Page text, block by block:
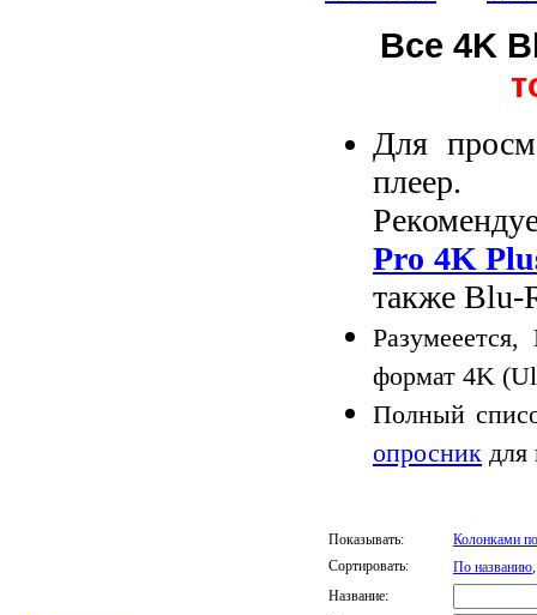
Все 4K
Для
плеер.
Pro 4K
также Blu-
формат 4K
Полный
опросник для
Показывать:
Колонками
Сортировать:
По названию
Название: